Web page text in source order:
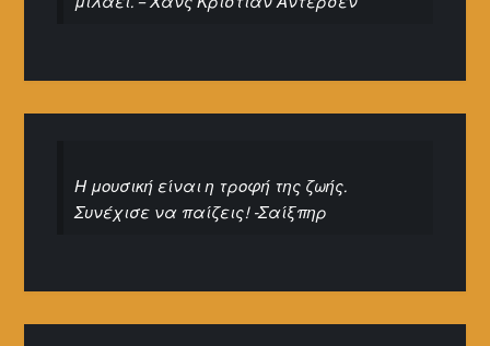
Η μουσική είναι η τροφή της ζωής.
Συνέχισε να παίζεις! -Σαίξπηρ